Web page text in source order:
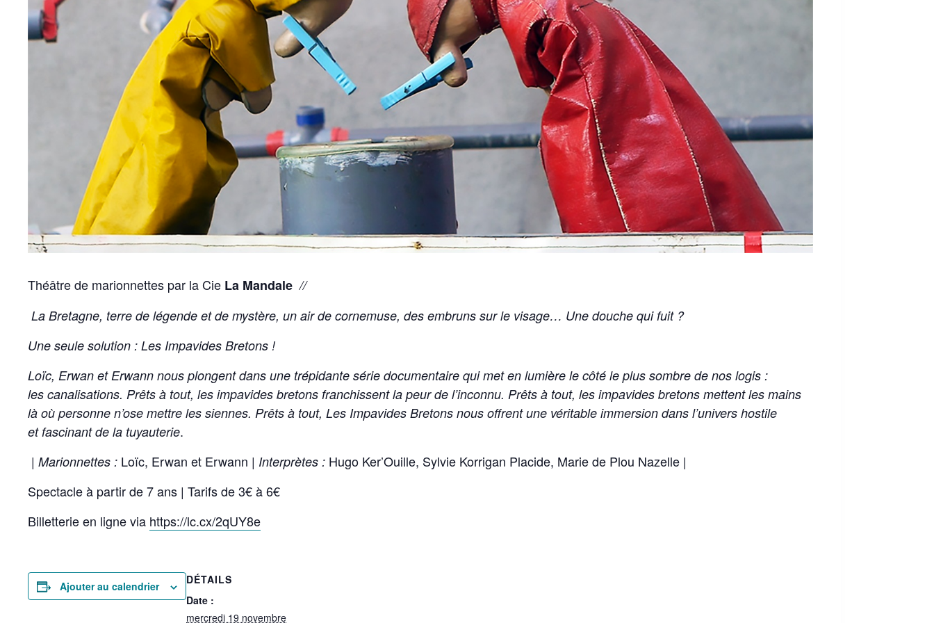
Théâtre de marionnettes par la Cie La Mandale //
La Bretagne, terre de légende et de mystère, un air de cornemuse, des embruns sur le visage… Une douche qui fuit ?
Une seule solution : Les Impavides Bretons !
Loïc, Erwan et Erwann nous plongent dans une trépidante série documentaire qui met en lumière le côté le plus sombre de nos logis :
les canalisations. Prêts à tout, les impavides bretons franchissent la peur de l’inconnu. Prêts à tout, les impavides bretons mettent les mains
là où personne n’ose mettre les siennes. Prêts à tout, Les Impavides Bretons nous offrent une véritable immersion dans l’univers hostile
et fascinant de la tuyauterie.
| Marionnettes : Loïc, Erwan et Erwann | Interprètes : Hugo Ker’Ouille, Sylvie Korrigan Placide, Marie de Plou Nazelle |
Spectacle à partir de 7 ans | Tarifs de 3€ à 6€
Billetterie en ligne via https://lc.cx/2qUY8e
Ajouter au calendrier
DÉTAILS
Date :
mercredi 19 novembre